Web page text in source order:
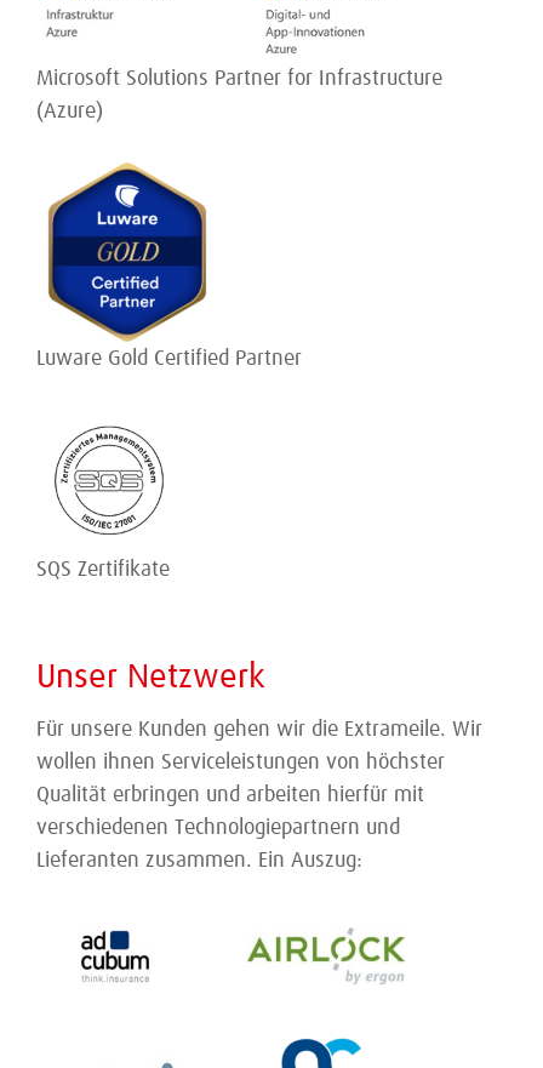
Microsoft Solutions Partner for Infrastructure
(Azure)
Luware Gold Certified Partner
SQS Zertifikate
Unser Netzwerk
Für unsere Kunden gehen wir die Extrameile. Wir
wollen ihnen Serviceleistungen von höchster
Qualität erbringen und arbeiten hierfür mit
verschiedenen Technologiepartnern und
Lieferanten zusammen. Ein Auszug: